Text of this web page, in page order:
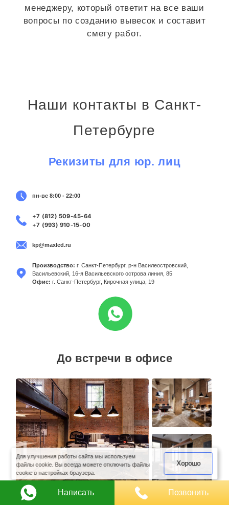
менеджеру, который ответит на все ваши
вопросы по созданию вывесок и составит
смету работ.
Наши контакты в Санкт-
Петербурге
Рекизиты для юр. лиц
пн-вс 8:00 - 22:00
+7 (812) 509-45-64
+7 (993) 910-15-00
kp@maxled.ru
Производство: г. Санкт-Петербург, р-н Василеостровский,
Васильевский, 16-я Васильевского острова линия, 85
Офис: г. Санкт-Петербург, Кирочная улица, 19
До встречи в офисе
Для улучшения работы сайта мы используем
файлы cookie. Вы всегда можете отключить файлы
cookie в настройках браузера.
Хорошо
Написать Позвонить